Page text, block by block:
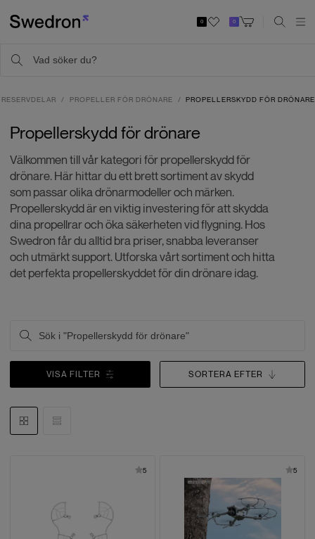
0 0
RESERVDELAR PROPELLER FÖR DRÖNARE PROPELLERSKYDD FÖR DRÖNARE
Propellerskydd för drönare
Välkommen till vår kategori för propellerskydd för
drönare. Här hittar du ett brett sortiment av skydd
som passar olika drönarmodeller och märken.
Propellerskydd är en viktig investering för att skydda
dina propellrar och öka säkerheten vid flygning. Hos
Swedron får du alltid bra priser, snabba leveranser
och utmärkt support. Utforska vårt sortiment och hitta
det perfekta propellerskyddet för din drönare idag.
VISA FILTER SORTERA EFTER
5 5